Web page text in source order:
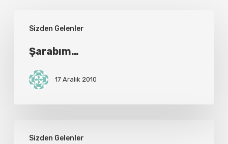
Sizden Gelenler
Şarabım…
17 Aralık 2010
Sizden Gelenler